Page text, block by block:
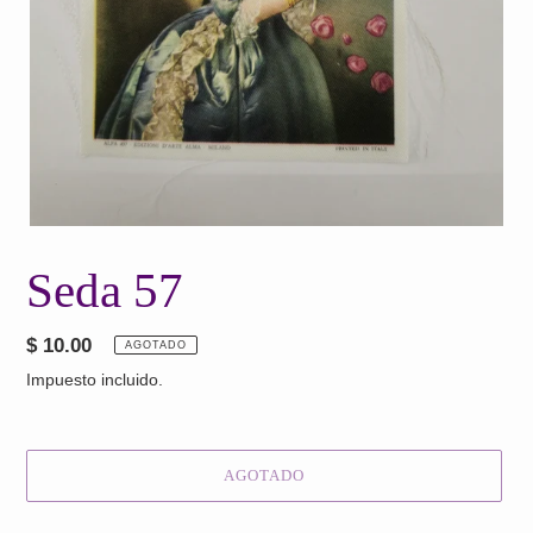
Seda 57
Precio
habitual
$ 10.00 AGOTADO
Impuesto incluido.
AGOTADO